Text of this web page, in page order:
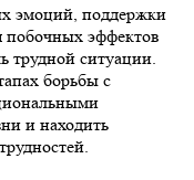
эмоций, поддержки
побочных эффектов
трудной ситуации.
борьбы с
и находить